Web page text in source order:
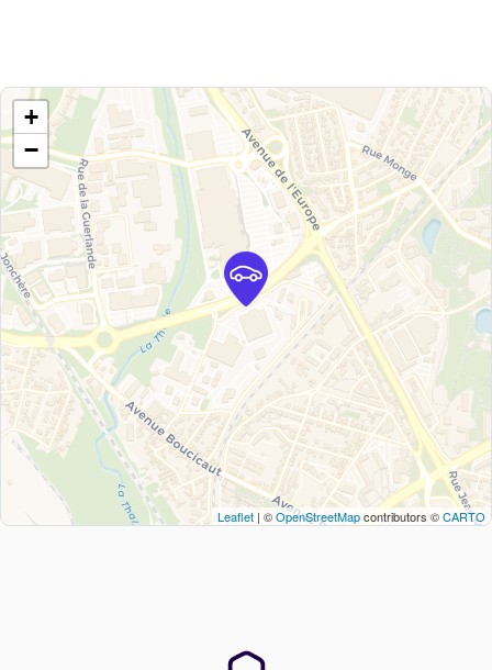
+
−
Leaflet | ©OpenStreetMapcontributors ©CARTO